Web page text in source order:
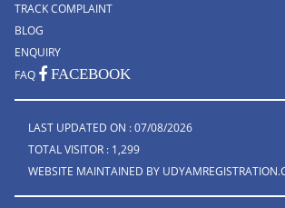
TRACK COMPLAINT
BLOG
ENQUIRY
FAQ
FACEBOOK
LAST UPDATED ON : 07/08/2026
TOTAL VISITOR : 1,299
WEBSITE MAINTAINED BY